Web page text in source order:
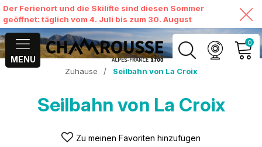
Der Ferienort und die Skilifte sind diesen Sommer
geöffnet: täglich vom 4. Juli bis zum 30. August
MENU
0
MEIN KONTO
MEINEN WARENKORB
Zuhause / Seilbahn von La Croix
Seilbahn von La Croix
Zu meinen Favoriten hinzufügen